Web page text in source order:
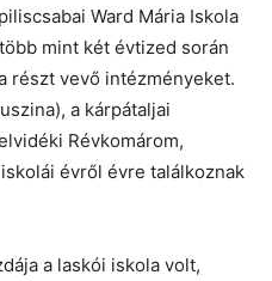
Ward Mária Iskola
mint két évtized során
részt vevő intézményeket.
a kárpátaljai
Révkomárom,
évről évre találkoznak
a laskói iskola volt,